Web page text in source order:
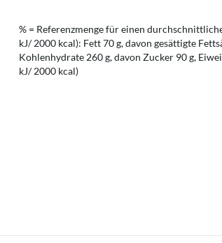
% = Referenzmenge für einen
kJ/ 2000 kcal): Fett 70 g, davon gesättigte
Kohlenhydrate 260 g, davon Zucker 90 g,
kJ/ 2000 kcal)